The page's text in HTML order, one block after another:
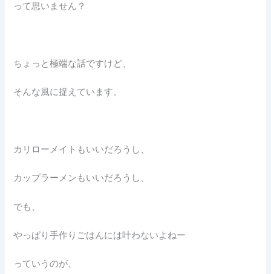
って思いません？
ちょっと極端な話ですけど、
そんな風に捉えています。
カリローメイトもいいだろうし、
カップラーメンもいいだろうし、
でも、
やっぱり手作りごはんには叶わないよねー
っていうのが、